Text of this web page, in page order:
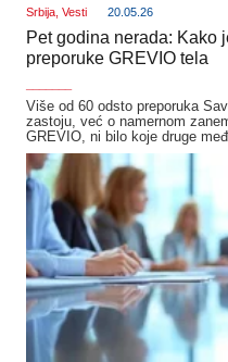
Srbija, Vesti 20.05.26
Pet godina nerada: Kako
preporuke GREVIO tela
Više od 60 odsto preporuka
zastoju, već o namernom
GREVIO, ni bilo koje druge